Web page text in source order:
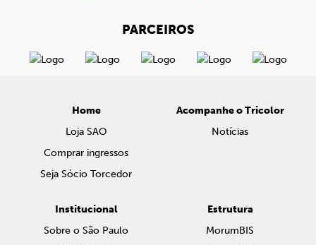
PARCEIROS
Home
Loja SAO
Comprar ingressos
Seja Sócio Torcedor
Acompanhe o Tricolor
Notícias
Institucional
Sobre o São Paulo
Estrutura
MorumBIS